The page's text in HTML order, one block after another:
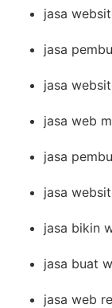
jasa
jasa
jasa
jasa web
jasa
jasa
jasa bikin
jasa buat
jasa web